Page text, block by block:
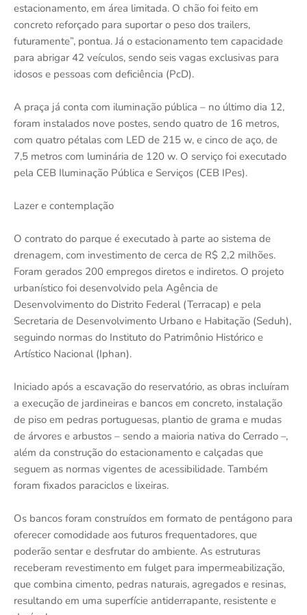
estacionamento, em área limitada. O chão foi feito em
concreto reforçado para suportar o peso dos trailers,
futuramente”, pontua. Já o estacionamento tem capacidade
para abrigar 42 veículos, sendo seis vagas exclusivas para
idosos e pessoas com deficiência (PcD).
A praça já conta com iluminação pública – no último dia 12,
foram instalados nove postes, sendo quatro de 16 metros,
com quatro pétalas com LED de 215 w, e cinco de aço, de
7,5 metros com luminária de 120 w. O serviço foi executado
pela CEB Iluminação Pública e Serviços (CEB IPes).
Lazer e contemplação
O contrato do parque é executado à parte ao sistema de
drenagem, com investimento de cerca de R$ 2,2 milhões.
Foram gerados 200 empregos diretos e indiretos. O projeto
urbanístico foi desenvolvido pela Agência de
Desenvolvimento do Distrito Federal (Terracap) e pela
Secretaria de Desenvolvimento Urbano e Habitação (Seduh),
seguindo normas do Instituto do Patrimônio Histórico e
Artístico Nacional (Iphan).
Iniciado após a escavação do reservatório, as obras incluíram
a execução de jardineiras e bancos em concreto, instalação
de piso em pedras portuguesas, plantio de grama e mudas
de árvores e arbustos – sendo a maioria nativa do Cerrado –,
além da construção do estacionamento e calçadas que
seguem as normas vigentes de acessibilidade. Também
foram fixados paraciclos e lixeiras.
Os bancos foram construídos em formato de pentágono para
oferecer comodidade aos futuros frequentadores, que
poderão sentar e desfrutar do ambiente. As estruturas
receberam revestimento em fulget para impermeabilização,
que combina cimento, pedras naturais, agregados e resinas,
resultando em uma superfície antiderrapante, resistente e